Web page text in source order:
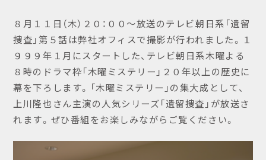
８月１１日（木）２０：００～放送のテレビ朝日系「遺留
捜査」第５話は弊社オフィスで撮影が行われました。１
９９９年１月にスタートした、テレビ朝日系木曜よる
８時のドラマ枠「木曜ミステリー」２０年以上の歴史に
幕を下ろします。「木曜ミステリー」の集大成として、
上川隆也さん主演の人気シリーズ「遺留捜査」が放送さ
れます。ぜひ番組をお楽しみながらご覧ください。